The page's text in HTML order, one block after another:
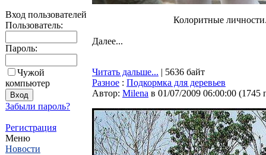
Вход пользователей
Пользователь:
Пароль:
Чужой
компьютер
Забыли пароль?
Регистрация
Меню
Новости
Колоритные
Далее...
Читать дальше... | 5636 байт
Разное : Подкормка для деревьев
Автор: Milena в 01/07/2009 06:00:00 (1745